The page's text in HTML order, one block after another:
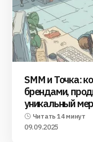
SMM и Точка:
брендами,
уникальный
Читать 14 минут
09.09.2025